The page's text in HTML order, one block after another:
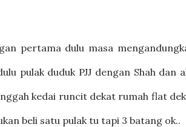
pertama dulu masa
pulak duduk PJJ dengan Shah dan
kedai runcit dekat rumah flat
beli satu pulak tu tapi 3 batang ok..